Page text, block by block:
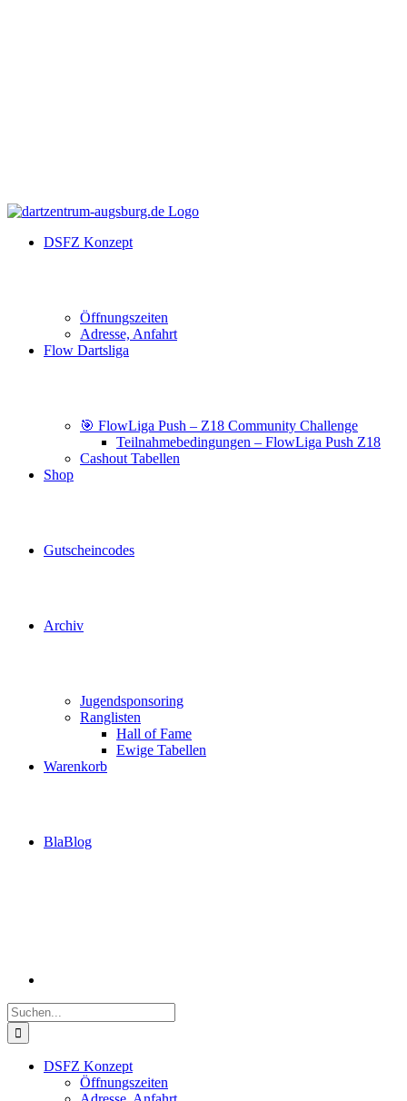
DSFZ Konzept
Öffnungszeiten
Adresse, Anfahrt
Flow Dartsliga
🎯 FlowLiga Push – Z18 Community Challenge
Teilnahmebedingungen – FlowLiga Push Z18
Cashout Tabellen
Shop
Gutscheincodes
Archiv
Jugendsponsoring
Ranglisten
Hall of Fame
Ewige Tabellen
Warenkorb
BlaBlog
Suche
nach:
DSFZ Konzept
Öffnungszeiten